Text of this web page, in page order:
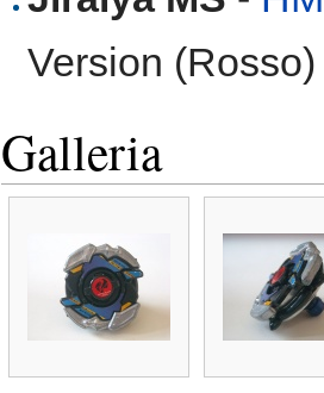
Version (Rosso)
Galleria